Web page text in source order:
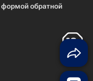
формой обратной